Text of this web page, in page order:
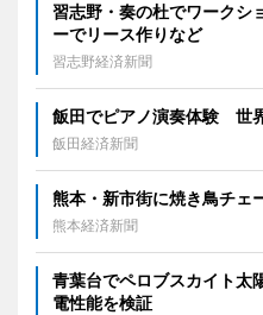
習志野・奏の杜でワーク
ーでリース作りなど
習志野経済新聞
飯田でピアノ演奏体験 世
飯田経済新聞
熊本・新市街に焼き鳥チ
熊本経済新聞
青葉台でペロブスカイト
電性能を検証